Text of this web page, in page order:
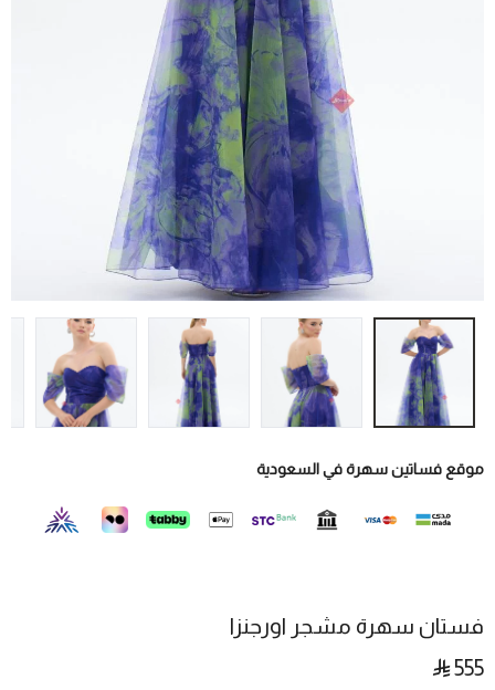
فستان سهرة مشجر اورجنزا
موقع فساتين سهرة في السعودية
555